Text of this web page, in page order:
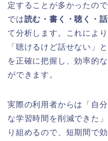
定することが多かったの
では読む・書く・聴く・
て分析します。これによ
「聴けるけど話せない」
を正確に把握し、効率的
ができます。
実際の利用者からは「自
な学習時間を削減できた
り組めるので、短期間で